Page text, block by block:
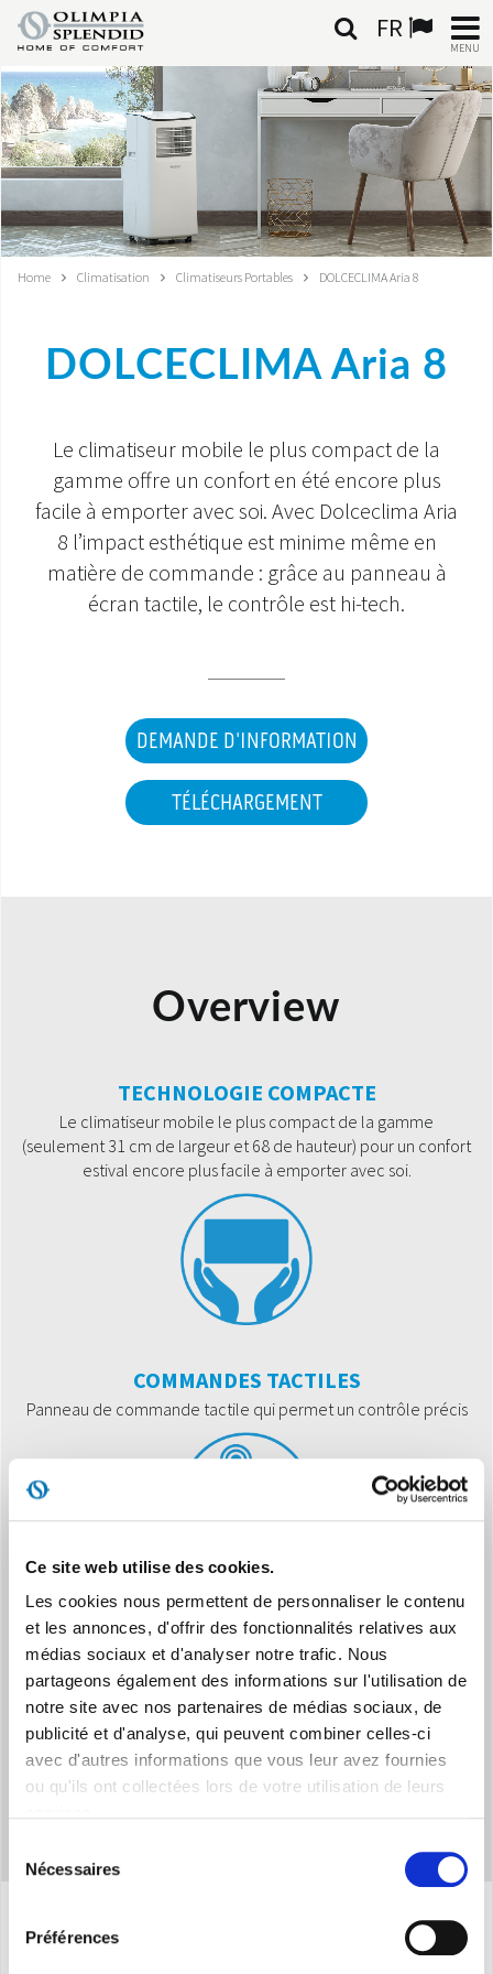
Ce site web utilise des cookies.
Les cookies nous permettent de personnaliser le contenu
et les annonces, d'offrir des fonctionnalités relatives aux
médias sociaux et d'analyser notre trafic. Nous
partageons également des informations sur l'utilisation de
notre site avec nos partenaires de médias sociaux, de
publicité et d'analyse, qui peuvent combiner celles-ci
avec d'autres informations que vous leur avez fournies
ou qu'ils ont collectées lors de votre utilisation de leurs
Nécessaires
Préférences
FR
MENU
FRANÇAIS
HOME
CHAUFFAGE
SYSTÈMES INTÉGRÉS
MONDE OS
SAV ET GARANTIE
DOCUMENTATIONS
Home Climatisation Climatiseurs Portables DOLCECLIMA Aria 8
DOLCECLIMA Aria 8
Le climatiseur mobile le plus compact de la
gamme offre un confort en été encore plus
facile à emporter avec soi. Avec Dolceclima Aria
8 l’impact esthétique est minime même en
matière de commande : grâce au panneau à
écran tactile, le contrôle est hi-tech.
DEMANDE D'INFORMATION
TÉLÉCHARGEMENT
Overview
TECHNOLOGIE COMPACTE
Le climatiseur mobile le plus compact de la gamme
(seulement 31 cm de largeur et 68 de hauteur) pour un confort
estival encore plus facile à emporter avec soi.
COMMANDES TACTILES
Panneau de commande tactile qui permet un contrôle précis
MAXIMUM DE PRATICITÉ
Poignées et roulettes pour un déplacement facile